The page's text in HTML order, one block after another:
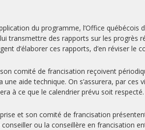
du programme, l’Office
transmettre des rapports sur les progrès
d’élaborer ces rapports, d’en réviser le
son comité de francisation reçoivent
une aide technique. On s’assurera, par
à ce que le calendrier prévu soit respecté.
et son comité de francisation
ou la conseillère en francisation